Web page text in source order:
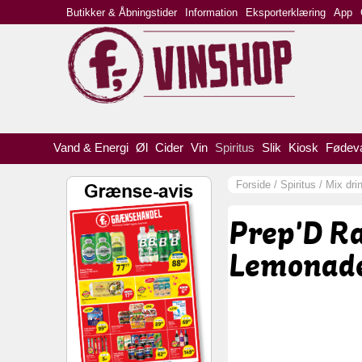
Vand & Energi Øl Cider Vin Spiritus Slik Kiosk
Forside / Spiritus / Mix
Prep'D
Butikker & Åbningstider Information Eksporterklæring App